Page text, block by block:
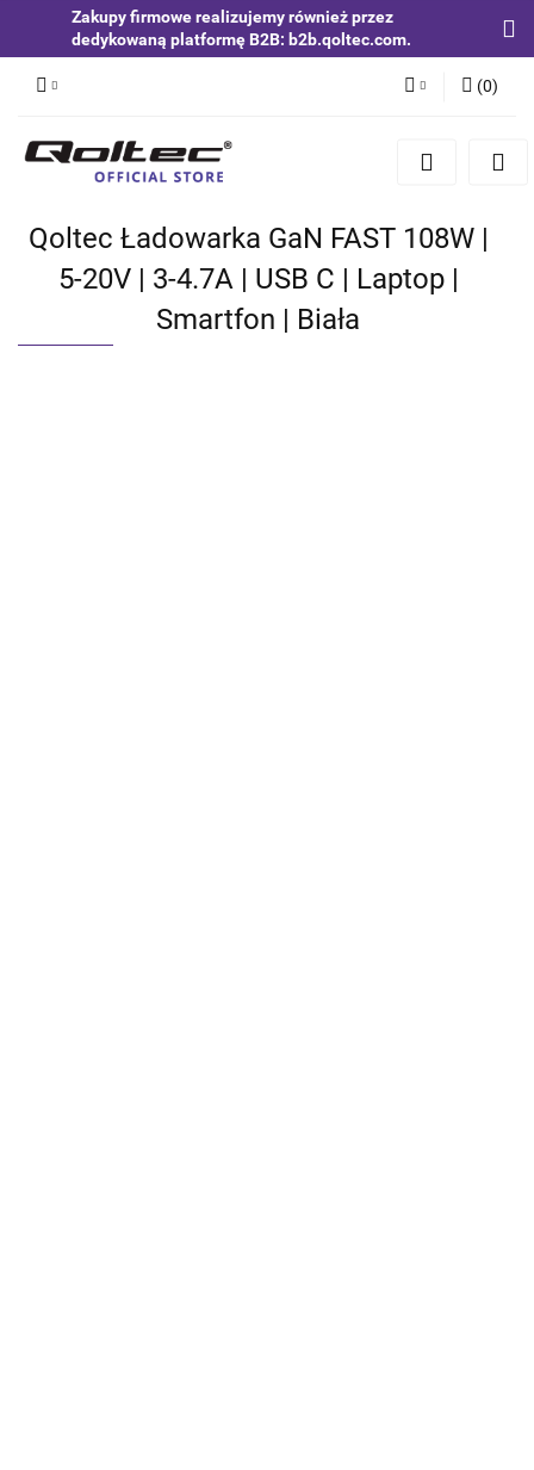
Zakupy firmowe realizujemy również przez
dedykowaną platformę B2B: b2b.qoltec.com.
Zaloguj się
Zgody cookies
(0)
Qoltec Ładowarka GaN FAST 108W |
5-20V | 3-4.7A | USB C | Laptop |
Smartfon | Biała